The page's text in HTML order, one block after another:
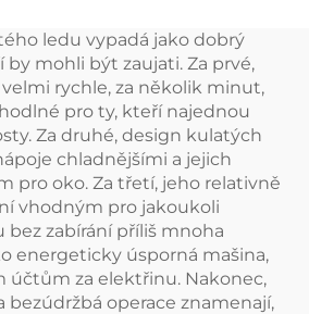
ledu vypadá jako dobrý
by mohli být zaujati. Za prvé,
rychle, za několik minut,
pro ty, kteří najednou
Za druhé, design kulatých
chladnějšími a jejich
pro oko. Za třetí, jeho relativně
vhodným pro jakoukoli
zabírání příliš mnoha
energeticky úsporná mašina,
účtům za elektřinu. Nakonec,
bezúdržbá operace znamenají,